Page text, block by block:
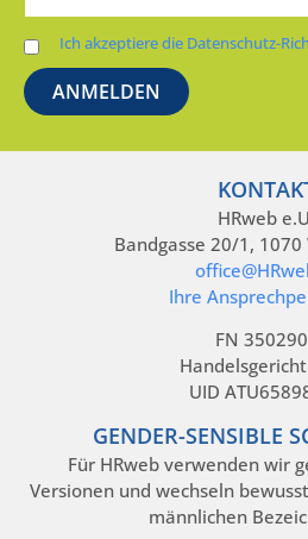
Ich akzeptiere die Datenschutz-
HRweb
Bandgasse 20/1,
Ihre
FN
UID
GENDER-SENSIBLE
Für HRweb verwenden wir
Versionen und wechseln
männlichen